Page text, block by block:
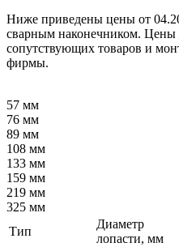
Ниже приведены цены от
сварным наконечником. Цены
сопутствующих товаров и
фирмы.
57 мм
76 мм
89 мм
108 мм
133 мм
159 мм
219 мм
325 мм
Тип
Диаметр
лопасти, мм